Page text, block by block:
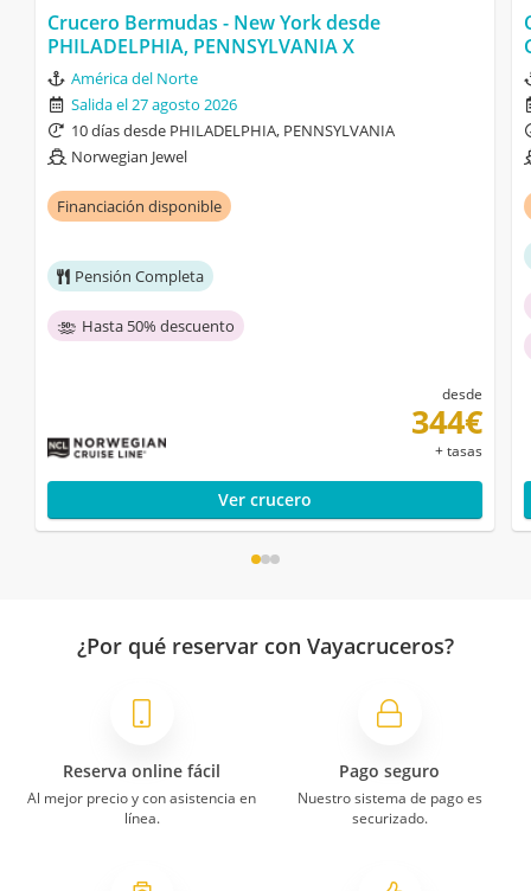
Crucero Bermudas - New York desde
PHILADELPHIA, PENNSYLVANIA X
América del Norte
Salida el 27 agosto 2026
10 días desde PHILADELPHIA, PENNSYLVANIA
Norwegian Jewel
Financiación disponible
Pensión Completa
Hasta 50% descuento
desde
344€
+ tasas
Ver crucero
¿Por qué reservar con Vayacruceros?
Reserva online fácil
Al mejor precio y con asistencia en
línea.
Pago seguro
Nuestro sistema de pago es
securizado.